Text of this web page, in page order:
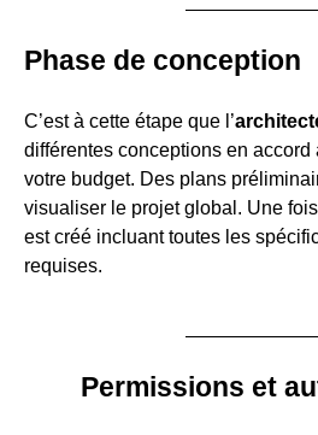
Phase de conception
C’est à cette étape que l’
différentes conceptions en accord
votre budget. Des plans
visualiser le projet global. Une
est créé incluant toutes les
requises.
Permissions et